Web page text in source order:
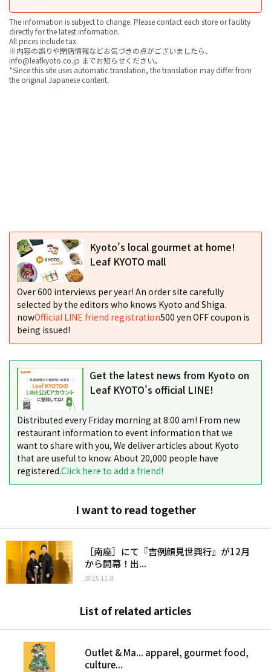
The information is subject to change. Please contact each store or facility
directly for the latest information.
All prices include tax.
※内容の誤りや閉店情報などお気づきの点がございましたら、
info@leafkyoto.co.jp までお知らせください。
*Since this site uses automatic translation, the translation may differ from
the original Japanese content.
Kyoto's local gourmet at home!
Leaf KYOTO mall
Over 600 interviews per year! An order site carefully
selected by the editors who knows Kyoto and Shiga.
nowOfficial LINE friend registration500 yen OFF coupon is
being issued!
Get the latest news from Kyoto on
Leaf KYOTO's official LINE!
Distributed every Friday morning at 8:00 am! From new
restaurant information to event information that we
want to share with you, We deliver articles about Kyoto
that are useful to know. About 20,000 people have
registered.Click here to add a friend!
I want to read together
［南座］にて『吉例顔見世興行』が12月
から開幕！出...
2025.11.8
List of related articles
Outlet & Ma... apparel, gourmet food,
culture...